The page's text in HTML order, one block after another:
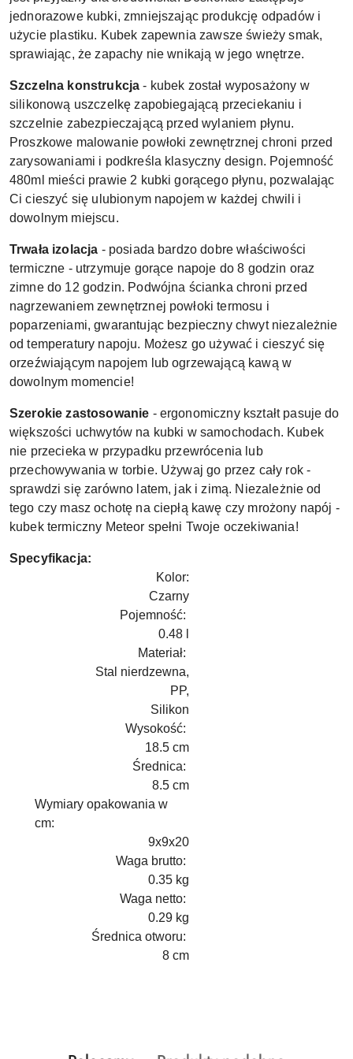
jednorazowe kubki, zmniejszając produkcję odpadów i
użycie plastiku. Kubek zapewnia zawsze świeży smak,
sprawiając, że zapachy nie wnikają w jego wnętrze.
Szczelna konstrukcja - kubek został wyposażony w
silikonową uszczelkę zapobiegającą przeciekaniu i
szczelnie zabezpieczającą przed wylaniem płynu.
Proszkowe malowanie powłoki zewnętrznej chroni przed
zarysowaniami i podkreśla klasyczny design. Pojemność
480ml mieści prawie 2 kubki gorącego płynu, pozwalając
Ci cieszyć się ulubionym napojem w każdej chwili i
dowolnym miejscu.
Trwała izolacja - posiada bardzo dobre właściwości
termiczne - utrzymuje gorące napoje do 8 godzin oraz
zimne do 12 godzin. Podwójna ścianka chroni przed
nagrzewaniem zewnętrznej powłoki termosu i
poparzeniami, gwarantując bezpieczny chwyt niezależnie
od temperatury napoju. Możesz go używać i cieszyć się
orzeźwiającym napojem lub ogrzewającą kawą w
dowolnym momencie!
Szerokie zastosowanie - ergonomiczny kształt pasuje do
większości uchwytów na kubki w samochodach. Kubek
nie przecieka w przypadku przewrócenia lub
przechowywania w torbie. Używaj go przez cały rok -
sprawdzi się zarówno latem, jak i zimą. Niezależnie od
tego czy masz ochotę na ciepłą kawę czy mrożony napój -
kubek termiczny Meteor spełni Twoje oczekiwania!
Specyfikacja:
Kolor:
Czarny
Pojemność:
0.48 l
Materiał:
Stal nierdzewna,
PP,
Silikon
Wysokość:
18.5 cm
Średnica:
8.5 cm
Wymiary opakowania w
cm:
9x9x20
Waga brutto:
0.35 kg
Waga netto:
0.29 kg
Średnica otworu:
8 cm